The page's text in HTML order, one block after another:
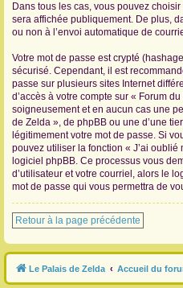
Dans tous les cas, vous pouvez
sera affichée publiquement. De plus,
ou non à l’envoi automatique de
Votre mot de passe est crypté
sécurisé. Cependant, il est
passe sur plusieurs sites Internet
d’accès à votre compte sur « Forum
soigneusement et en aucun cas une
de Zelda », de phpBB ou une d’une
légitimement votre mot de passe. Si
pouvez utiliser la fonction « J’ai
logiciel phpBB. Ce processus vous
d’utilisateur et votre courriel, alors le
mot de passe qui vous permettra de
Retour à la page précédente
Le Palais de Zelda Accueil du